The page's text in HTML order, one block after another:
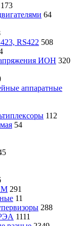
173
64
RS422 508
ИОН 320
аппаратные
112
54
291
11
288
1111